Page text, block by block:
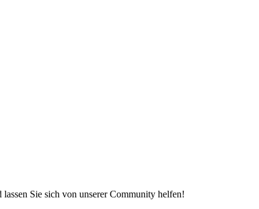
Sie sich von unserer Community helfen!